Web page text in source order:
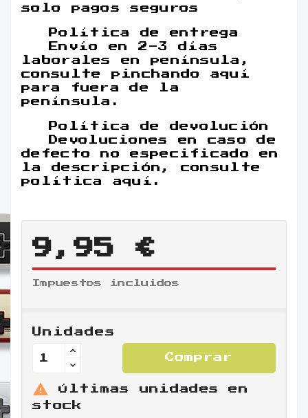
solo pagos seguros
Política de entrega
Envío en 2-3 días
laborales en península,
consulte pinchando aquí
para fuera de la
península.
Política de devolución
Devoluciones en caso de
defecto no especificado en
la descripción, consulte
política aquí.
9,95 €
Impuestos incluidos
Unidades
Comprar

Últimas unidades en
stock